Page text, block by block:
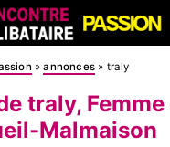
»annonces » traly
traly, Femme
Malmaison